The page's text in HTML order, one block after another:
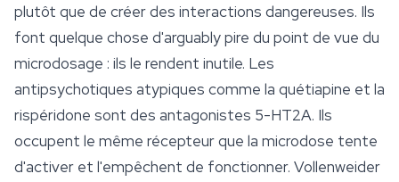
plutôt que de créer des interactions dangereuses. Ils
font quelque chose d'arguably pire du point de vue du
microdosage : ils le rendent inutile. Les
antipsychotiques atypiques comme la quétiapine et la
rispéridone sont des antagonistes 5-HT2A. Ils
occupent le même récepteur que la microdose tente
d'activer et l'empêchent de fonctionner. Vollenweider